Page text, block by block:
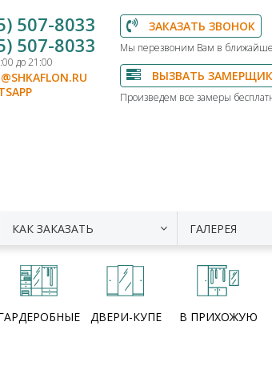
507-8033
507-8033
до 21:00
ЗАКАЗАТЬ ЗВОНОК
Мы перезвоним Вам в
ВЫЗВАТЬ
Произведем все замеры
КАК ЗАКАЗАТЬ ГАЛЕРЕЯ
ДВЕРИ-КУПЕ В ПРИХОЖУЮ